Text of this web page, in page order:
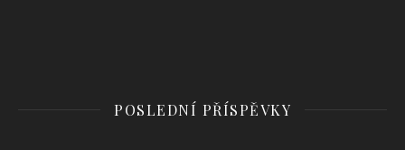
POSLEDNÍ PŘÍSPĚVKY